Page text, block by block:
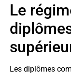
Le
Les diplômes